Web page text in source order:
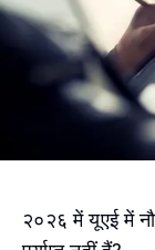
२०२६ में यूएई में